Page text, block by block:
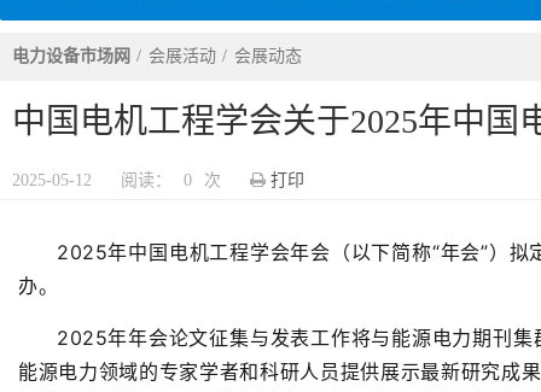
电力设备市场网 会展活动 会展动态
中国电机工程学会关于2025年中
2025-05-12 阅读： 0 次 打印
2025年中国电机工程学会年会（以下简称“年会”）拟
办。
2025年年会论文征集与发表工作将与能源电力期刊集
能源电力领域的专家学者和科研人员提供展示最新研究成